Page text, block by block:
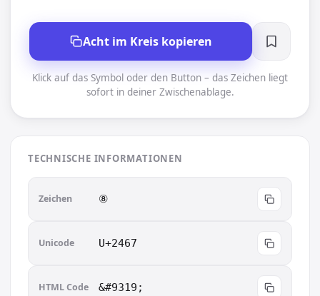
Acht im Kreis kopieren
Klick auf das Symbol oder den Button – das Zeichen liegt
sofort in deiner Zwischenablage.
TECHNISCHE INFORMATIONEN
Zeichen ⑧︎
Unicode U+2467
HTML Code &#9319;